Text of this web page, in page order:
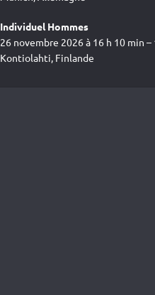
Individuel Hommes
26 novembre 2026 à 16 h 10 min –
Kontiolahti, Finlande